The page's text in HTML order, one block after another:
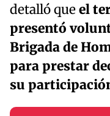
detalló queel
presentó
Brigada de
para prestar
su